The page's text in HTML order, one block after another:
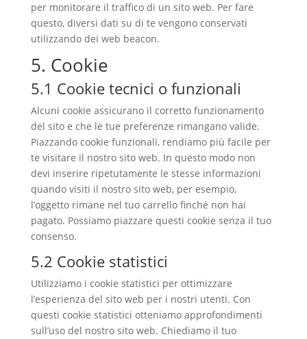
per monitorare il traffico di un sito web. Per fare
questo, diversi dati su di te vengono conservati
utilizzando dei web beacon.
5. Cookie
5.1 Cookie tecnici o funzionali
Alcuni cookie assicurano il corretto funzionamento
del sito e che le tue preferenze rimangano valide.
Piazzando cookie funzionali, rendiamo più facile per
te visitare il nostro sito web. In questo modo non
devi inserire ripetutamente le stesse informazioni
quando visiti il nostro sito web, per esempio,
l’oggetto rimane nel tuo carrello finché non hai
pagato. Possiamo piazzare questi cookie senza il tuo
consenso.
5.2 Cookie statistici
Utilizziamo i cookie statistici per ottimizzare
l’esperienza del sito web per i nostri utenti. Con
questi cookie statistici otteniamo approfondimenti
sull’uso del nostro sito web. Chiediamo il tuo